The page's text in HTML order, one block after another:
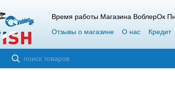
Время работы Магазина ВоблерОк
Отзывы о магазине
О нас Кредит